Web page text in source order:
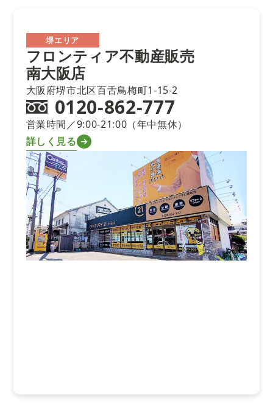
堺エリア
フロンティア不動産販売
南大阪店
大阪府堺市北区百舌鳥梅町1-15-2
0120-862-777
営業時間／9:00-21:00（年中無休）
詳しく見る